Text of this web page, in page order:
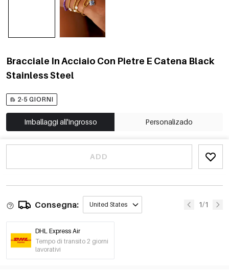
Bracciale In Acciaio Con Pietre E Catena Black
Stainless Steel
2-5 GIORNI
Imballaggi all'ingrosso Personalizado
ADD
Consegna: United States 1/1
DHL Express Air
Tempo di transito 2 giorni
lavorativi